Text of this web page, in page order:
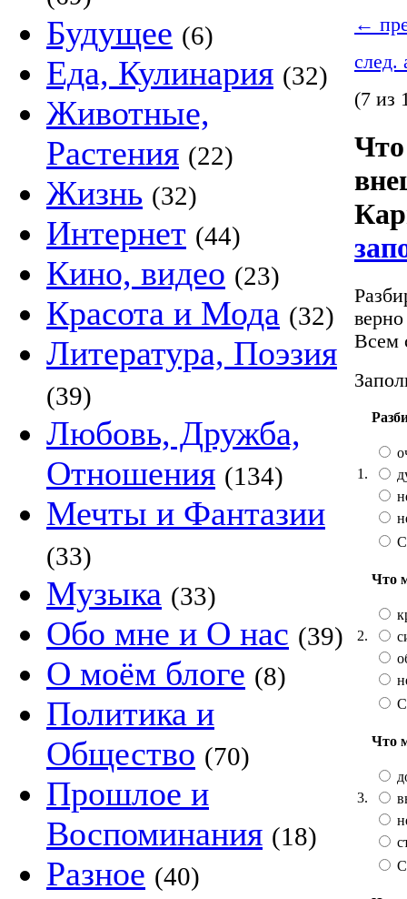
Будущее (6)
Еда, Кулинария (32)
Животные,
Растения (22)
Жизнь (32)
Интернет (44)
Кино, видео (23)
Красота и Мода (32)
Литература, Поэзия
(39)
Любовь, Дружба,
Отношения (134)
Мечты и Фантазии
(33)
Музыка (33)
Обо мне и О нас (39)
О моём блоге (8)
Политика и
Общество (70)
Прошлое и
Воспоминания (18)
Разное (40)
←
след.
(7 из
Что
Всем
1.
2.
Что
3.
Что